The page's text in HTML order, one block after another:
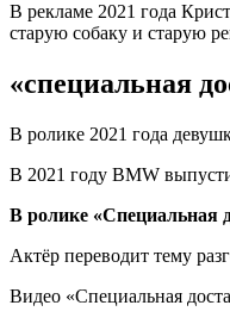
В рекламе 2021 года
старую собаку и старую
«специальная
В ролике 2021 года
В 2021 году BMW
В ролике «Специальная
Актёр переводит тему
Видео «Специальная